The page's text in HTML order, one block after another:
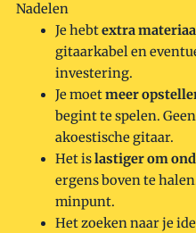
Nadelen
Je hebtextra
gitaarkabel en
investering.
Je moetmeer
begint te spelen.
akoestische gitaar.
Het islastiger om
ergens boven te
minpunt.
Het zoeken naar je